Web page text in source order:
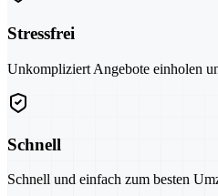
Stressfrei
Unkompliziert Angebote einholen
Schnell
Schnell und einfach zum besten